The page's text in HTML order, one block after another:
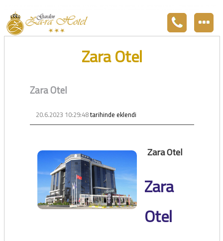
Zara Otel
Zara Otel
20.6.2023 10:29:48tarihinde eklendi
Zara Otel
Zara
Otel